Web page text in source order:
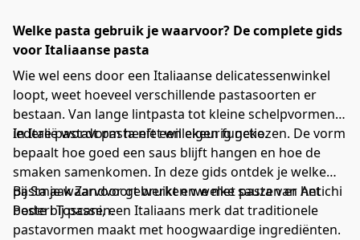
Welke pasta gebruik je waarvoor? De complete gids
voor Italiaanse pasta
Wie wel eens door een Italiaanse delicatessenwinkel
loopt, weet hoeveel verschillende pastasoorten er
bestaan. Van lange lintpasta tot kleine schelpvormen:
iedere pastavorm heeft een eigen functie.
In Italië wordt pasta niet willekeurig gekozen. De vorm
bepaalt hoe goed een saus blijft hangen en hoe de
smaken samenkomen. In deze gids ontdek je welke
pasta je waarvoor gebruikt en welke sauzen er het
beste bij passen.
Bij Smaak Zandvoort werken we met pasta van Antichi
Poderi Toscani, een Italiaans merk dat traditionele
pastavormen maakt met hoogwaardige ingrediënten.